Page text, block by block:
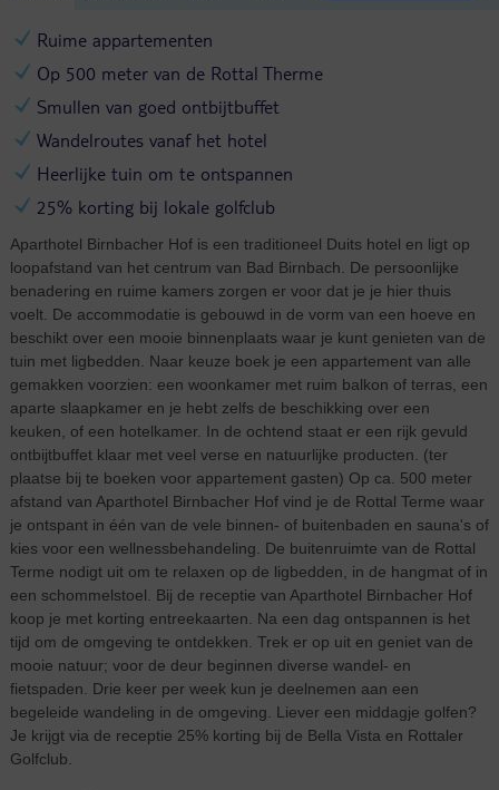
Ruime appartementen
Op 500 meter van de Rottal Therme
Smullen van goed ontbijtbuffet
Wandelroutes vanaf het hotel
Heerlijke tuin om te ontspannen
25% korting bij lokale golfclub
Aparthotel Birnbacher Hof is een traditioneel Duits hotel en ligt op
loopafstand van het centrum van Bad Birnbach. De persoonlijke
benadering en ruime kamers zorgen er voor dat je je hier thuis
voelt. De accommodatie is gebouwd in de vorm van een hoeve en
beschikt over een mooie binnenplaats waar je kunt genieten van de
tuin met ligbedden. Naar keuze boek je een appartement van alle
gemakken voorzien: een woonkamer met ruim balkon of terras, een
aparte slaapkamer en je hebt zelfs de beschikking over een
keuken, of een hotelkamer. In de ochtend staat er een rijk gevuld
ontbijtbuffet klaar met veel verse en natuurlijke producten. (ter
plaatse bij te boeken voor appartement gasten) Op ca. 500 meter
afstand van Aparthotel Birnbacher Hof vind je de Rottal Terme waar
je ontspant in één van de vele binnen- of buitenbaden en sauna's of
kies voor een wellnessbehandeling. De buitenruimte van de Rottal
Terme nodigt uit om te relaxen op de ligbedden, in de hangmat of in
een schommelstoel. Bij de receptie van Aparthotel Birnbacher Hof
koop je met korting entreekaarten. Na een dag ontspannen is het
tijd om de omgeving te ontdekken. Trek er op uit en geniet van de
mooie natuur; voor de deur beginnen diverse wandel- en
fietspaden. Drie keer per week kun je deelnemen aan een
begeleide wandeling in de omgeving. Liever een middagje golfen?
Je krijgt via de receptie 25% korting bij de Bella Vista en Rottaler
Golfclub.